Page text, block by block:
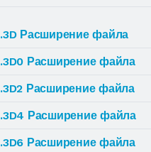
.3D Расширение файла
.3D0 Расширение файла
.3D2 Расширение файла
.3D4 Расширение файла
.3D6 Расширение файла